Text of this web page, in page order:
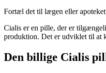
Fortæl det til lægen eller
Cialis er en pille, der er
produktion. Det er udviklet til at
Den billige Cialis